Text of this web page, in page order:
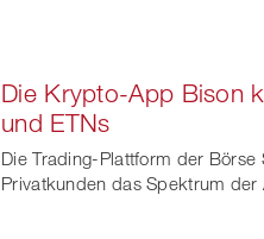
Die Krypto-App Bison
und ETNs
Die Trading-Plattform der Börse
Privatkunden das Spektrum der